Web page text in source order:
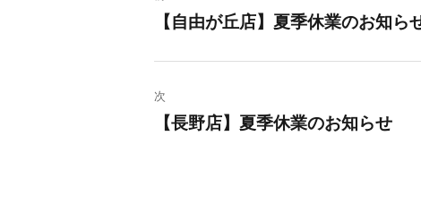
稿
ビ
ゲ
過
投
稿:
【自由が丘店】夏季休業のお知ら
次
次【長野店】夏季休業のお知らせ